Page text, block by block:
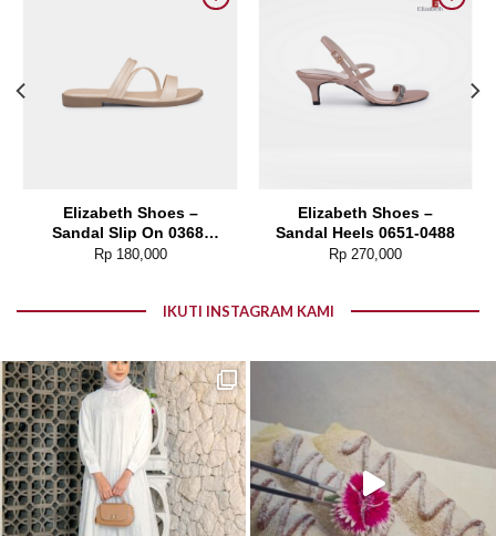
Elizabeth Shoes –
Sandal Slip On 0368-
0666
Rp180,000
Elizabeth Shoes –
Sandal Heels 0651-0488
Rp 270,000
IKUTI INSTAGRAM KAMI